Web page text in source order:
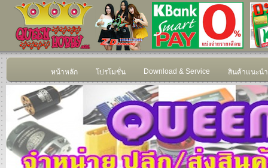
หน้าหลัก โปรโมชั่น Download & Service สินค้าแนะนำ